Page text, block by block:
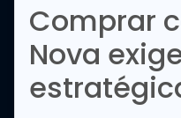
Comprar
Nova